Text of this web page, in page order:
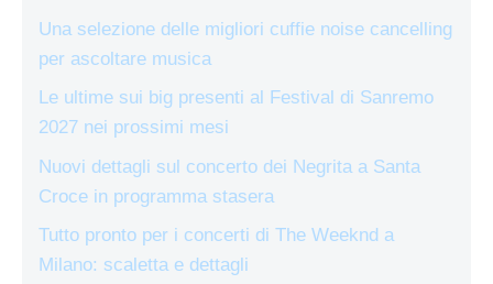
Una selezione delle migliori cuffie noise cancelling
per ascoltare musica
Le ultime sui big presenti al Festival di Sanremo
2027 nei prossimi mesi
Nuovi dettagli sul concerto dei Negrita a Santa
Croce in programma stasera
Tutto pronto per i concerti di The Weeknd a
Milano: scaletta e dettagli